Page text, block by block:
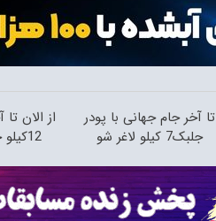
تا آخر جام جهانی با پودر
جلبک7 کیلو لاغر شو
از الان
12کیلو چربی میسوزونی!